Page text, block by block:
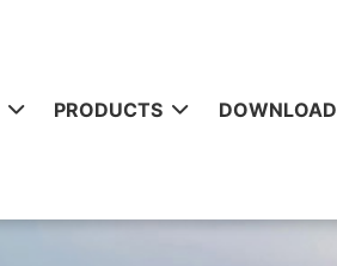
PRODUCTS DOWNLOAD